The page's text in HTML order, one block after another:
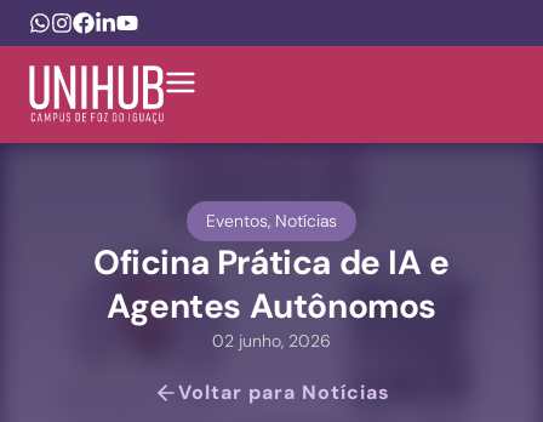
Eventos, Notícias
Oficina Prática de IA e
Agentes Autônomos
02 junho, 2026
Voltar para Notícias